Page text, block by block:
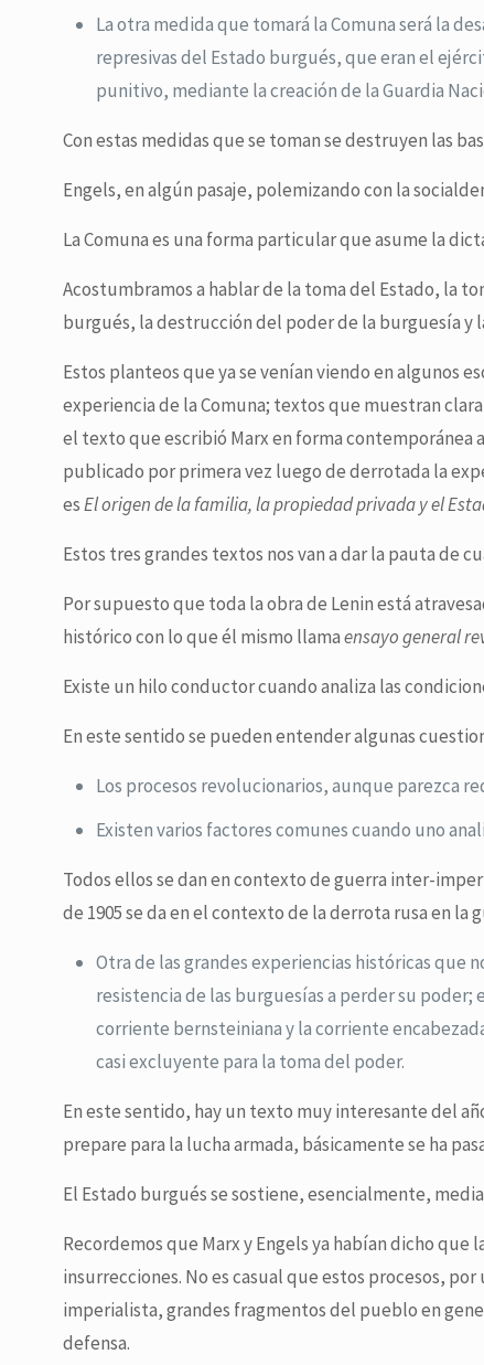
La otra medida que tomará la Comuna será la
represivas del Estado burgués, que eran el
punitivo, mediante la creación de la Guardia
Con estas medidas que se toman se destruyen las
Engels, en algún pasaje, polemizando con la
La Comuna es una forma particular que asume la
Acostumbramos a hablar de la toma del Estado, la
burgués, la destrucción del poder de la burguesía y
Estos planteos que ya se venían viendo en algunos
experiencia de la Comuna; textos que muestran
el texto que escribió Marx en forma contemporánea
publicado por primera vez luego de derrotada la
esEl origen de la familia, la propiedad privada y el
Estos tres grandes textos nos van a dar la pauta de
Por supuesto que toda la obra de Lenin está
histórico con lo que él mismo llamaensayo general
Existe un hilo conductor cuando analiza las
En este sentido se pueden entender algunas
Los procesos revolucionarios, aunque parezca
Existen varios factores comunes cuando uno
Todos ellos se dan en contexto de guerra inter-
de 1905 se da en el contexto de la derrota rusa en la
Otra de las grandes experiencias históricas que
resistencia de las burguesías a perder su
corriente bernsteiniana y la corriente
casi excluyente para la toma del poder.
En este sentido, hay un texto muy interesante del
prepare para la lucha armada, básicamente se ha
El Estado burgués se sostiene, esencialmente,
Recordemos que Marx y Engels ya habían dicho
insurrecciones. No es casual que estos procesos,
imperialista, grandes fragmentos del pueblo en
defensa.